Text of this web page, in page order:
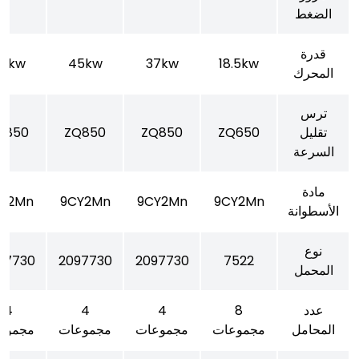
الضغط
قدرة
المحرك
18.5kw
37kw
45kw
ترس
تقليل
السرعة
ZQ650
ZQ850
ZQ850
مادة
الأسطوانة
9CY2Mn
9CY2Mn
9CY2Mn
نوع
المحمل
7522
2097730
2097730
عدد
المحامل
8
مجموعات
4
مجموعات
4
مجموعات
4